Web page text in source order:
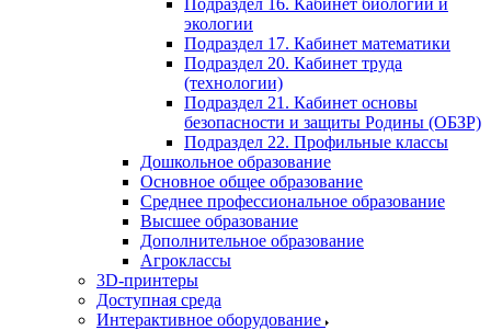
Подраздел 16. Кабинет биологии и
экологии
Подраздел 17. Кабинет математики
Подраздел 20. Кабинет труда
(технологии)
Подраздел 21. Кабинет основы
безопасности и защиты Родины (ОБЗР)
Подраздел 22. Профильные классы
Дошкольное образование
Основное общее образование
Среднее профессиональное образование
Высшее образование
Дополнительное образование
Агроклассы
3D-принтеры
Доступная среда
Интерактивное оборудование